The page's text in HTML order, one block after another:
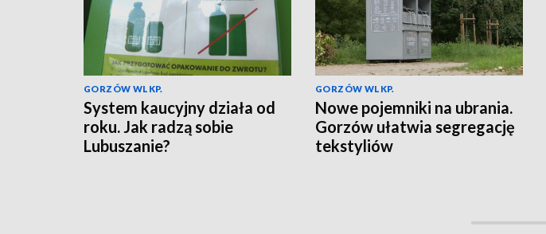
GORZÓW WLKP.
System kaucyjny działa od
roku. Jak radzą sobie
Lubuszanie?
GORZÓW WLKP.
Nowe pojemniki na ubrania.
Gorzów ułatwia segregację
tekstyliów